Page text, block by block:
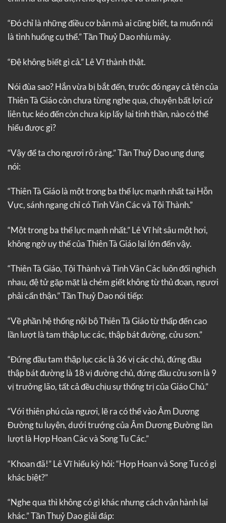
“Đó chỉ là những điều cơ bản mà ai cũng biết, ta muốn nói
là tình huống cụ thể.” Tần Thuỷ Dao nhíu mày.
“Đệ không biết gì cả.” Lê Vĩ thành thật.
Nói đùa sao? Hắn vừa bị bắt đến, trước đó ngay cả tên của
Thiên Tà Giáo còn chưa từng nghe qua, chuyện bất lợi cứ
liên tục kéo đến còn chưa kịp lấy lại tinh thần, nào có thể
hiểu được gì?
“Vậy để ta cho ngươi rõ ràng.” Tần Thuỷ Dao ung dung
nói:
“Thiên Tà Giáo là một trong ba thế lực mạnh nhất tại Hỗn
Vực, sánh ngang chỉ có Tinh Vân Các và Tội Thành.”
“Một trong ba thế lực mạnh nhất.” Lê Vĩ hít sâu một hơi,
không ngờ uy thế của Thiên Tà Giáo lại lớn đến vậy.
“Thiên Tà Giáo, Tội Thành và Tinh Vân Các luôn đối nghịch
nhau, đệ tử gặp mặt là chém giết không từ thủ đoạn, ngươi
phải cẩn thận.” Tần Thuỷ Dao nói tiếp:
“Về phần hệ thống nội bộ Thiên Tà Giáo từ thấp đến cao
lần lượt là tam thập lục các, thập bát đường, cửu sơn.”
“Đứng đầu tam thập lục các là 36 vị các chủ, đứng đầu
thập bát đường là 18 vị đường chủ, đứng đầu cửu sơn là 9
vị trưởng lão, tất cả đều chịu sự thống trị của Giáo Chủ.”
“Với thiên phú của ngươi, lẽ ra có thể vào Âm Dương
Đường tu luyện, dưới trướng của Âm Dương Đường lần
lượt là Hợp Hoan Các và Song Tu Các.”
“Khoan đã!” Lê Vĩ hiếu kỳ hỏi: “Hợp Hoan và Song Tu có gì
khác biệt?”
“Nghe qua thì không có gì khác nhưng cách vận hành lại
khác.” Tần Thuỷ Dao giải đáp: